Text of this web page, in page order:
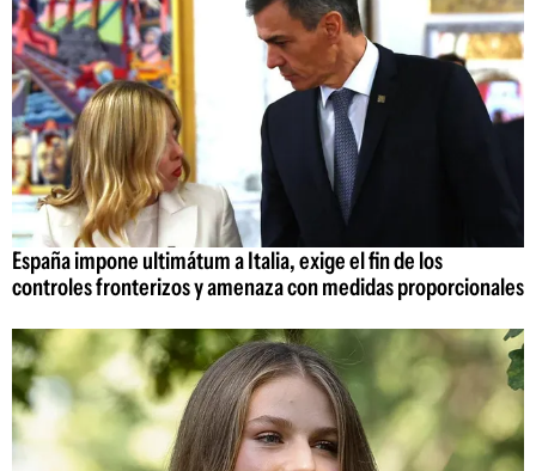
España impone ultimátum a Italia, exige el fin de los
controles fronterizos y amenaza con medidas proporcionales